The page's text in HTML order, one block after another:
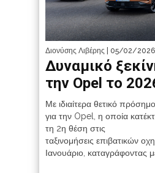
Διονύσης Λιβέρης | 05/02/2026
Δυναμικό
την Opel το
Με ιδιαίτερα θετικό
για την Opel, η οποία
τη 2η θέση στις
ταξινομήσεις επιβατικών
Ιανουάριο, καταγράφοντας